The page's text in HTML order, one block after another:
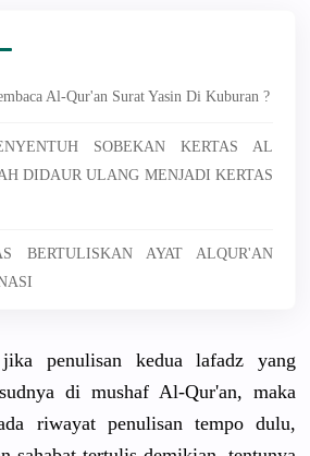
Al-Qur'an Surat Yasin Di Kuburan ?
SOBEKAN KERTAS AL
DIDAUR ULANG MENJADI KERTAS
BERTULISKAN AYAT ALQUR'AN
penulisan kedua lafadz yang
di mushaf Al-Qur'an, maka
riwayat penulisan tempo dulu,